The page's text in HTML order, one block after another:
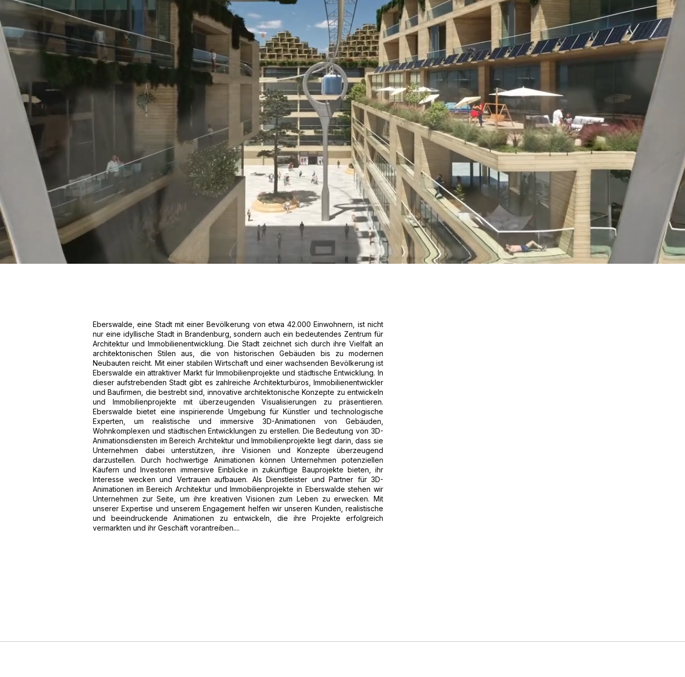
Eberswalde, eine Stadt mit einer Bevölkerung von etwa 42.000 Einwohnern, ist nicht
nur eine idyllische Stadt in Brandenburg, sondern auch ein bedeutendes Zentrum für
Architektur und Immobilienentwicklung. Die Stadt zeichnet sich durch ihre Vielfalt an
architektonischen Stilen aus, die von historischen Gebäuden bis zu modernen
Neubauten reicht. Mit einer stabilen Wirtschaft und einer wachsenden Bevölkerung ist
Eberswalde ein attraktiver Markt für Immobilienprojekte und städtische Entwicklung. In
dieser aufstrebenden Stadt gibt es zahlreiche Architekturbüros, Immobilienentwickler
und Baufirmen, die bestrebt sind, innovative architektonische Konzepte zu entwickeln
und Immobilienprojekte mit überzeugenden Visualisierungen zu präsentieren.
Eberswalde bietet eine inspirierende Umgebung für Künstler und technologische
Experten, um realistische und immersive 3D-Animationen von Gebäuden,
Wohnkomplexen und städtischen Entwicklungen zu erstellen. Die Bedeutung von 3D-
Animationsdiensten im Bereich Architektur und Immobilienprojekte liegt darin, dass sie
Unternehmen dabei unterstützen, ihre Visionen und Konzepte überzeugend
darzustellen. Durch hochwertige Animationen können Unternehmen potenziellen
Käufern und Investoren immersive Einblicke in zukünftige Bauprojekte bieten, ihr
Interesse wecken und Vertrauen aufbauen. Als Dienstleister und Partner für 3D-
Animationen im Bereich Architektur und Immobilienprojekte in Eberswalde stehen wir
Unternehmen zur Seite, um ihre kreativen Visionen zum Leben zu erwecken. Mit
unserer Expertise und unserem Engagement helfen wir unseren Kunden, realistische
und beeindruckende Animationen zu entwickeln, die ihre Projekte erfolgreich
vermarkten und ihr Geschäft vorantreiben....